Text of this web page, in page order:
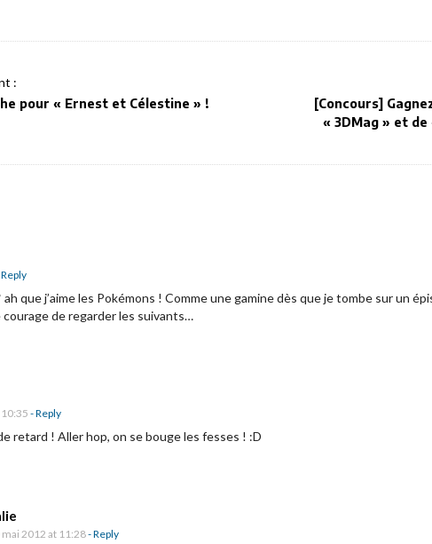
:
pour « Ernest et Célestine » !
[Concours]
« 3DMag » et
que j’aime les Pokémons ! Comme une gamine dès que je tombe sur un
courage de regarder les suivants…
- Reply
retard ! Aller hop, on se bouge les fesses ! :D
mai 2012 at 11:28- Reply